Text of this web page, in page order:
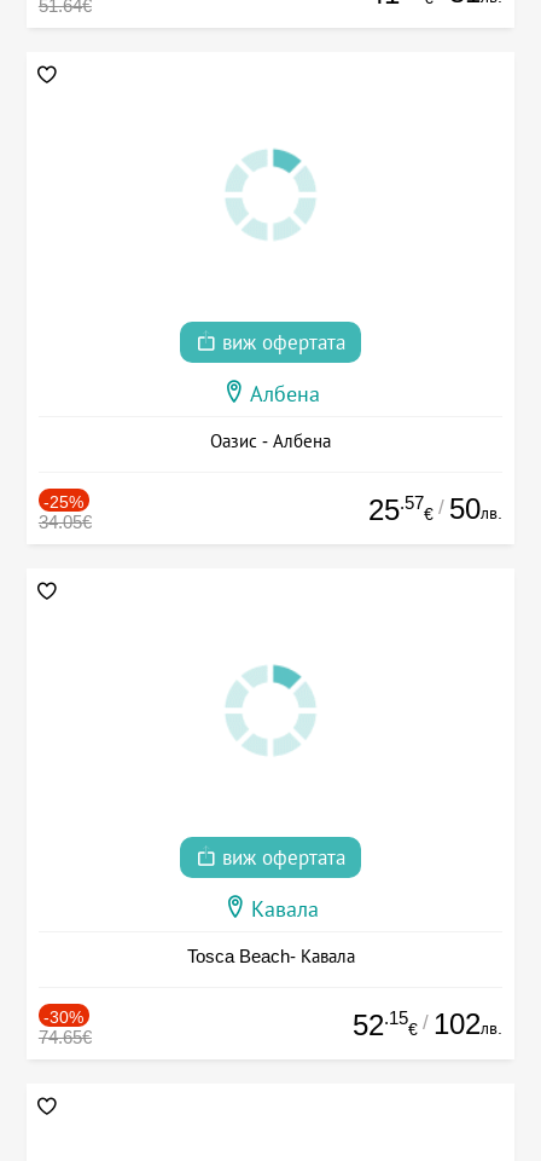
51.64€
виж офертата
Албена
Оазис - Албена
-25%
34.05€ 25.57
€ / 50лв.
виж офертата
Кавала
Tosca Beach- Кавала
-30%
74.65€ 52.15
€ / 102лв.